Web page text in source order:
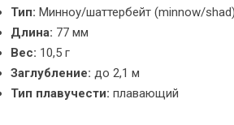
Тип: Минноу/шаттербейт (minnow/shad)
Длина: 77 мм
Вес: 10,5 г
Заглубление: до 2,1 м
Тип плавучести: плавающий